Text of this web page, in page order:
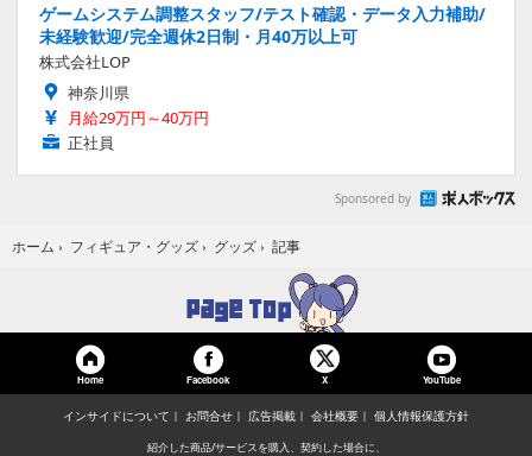
ゲームシステム調整スタッフ/テスト確認・データ入力補助/
未経験歓迎/完全週休2日制・月40万以上可
株式会社LOP
神奈川県
月給29万円～40万円
正社員
Sponsored by
ホーム › フィギュア・グッズ › グッズ › 記事
Home Facebook X YouTube
インサイドについて お問合せ 広告掲載 会社概要 個人情報保護方針
紹介した商品/サービスを購入、契約した場合に、